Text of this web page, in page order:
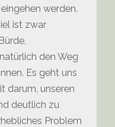
werden.
ist zwar
den Weg
Es geht uns
darum, unseren
deutlich zu
Problem